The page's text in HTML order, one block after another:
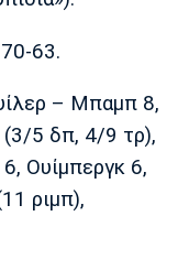
Μπάγερν
63.
– Μπαμπ 8,
(3/5 δπ, 4/9 τρ),
Ουίμπεργκ 6,
ριμπ),